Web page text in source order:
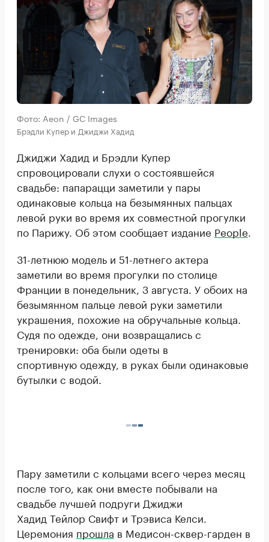
Фото: Aeon / GC Images
Брэдли Купер и Джиджи Хадид
Джиджи Хадид и Брэдли Купер
спровоцировали слухи о состоявшейся
свадьбе: папарацци заметили у пары
одинаковые кольца на безымянных пальцах
левой руки во время их совместной прогулки
по Парижу. Об этом сообщает издание People
31-летнюю модель и 51-летнего актера
заметили во время прогулки по столице
Франции в понедельник, 3 августа. У обоих на
безымянном пальце левой руки заметили
украшения, похожие на обручальные кольца.
Судя по одежде, они возвращались с
тренировки: оба были одеты в
спортивную одежду, в руках были одинаковые
бутылки с водой.
Пару заметили с кольцами всего через месяц
после того, как они вместе побывали на
свадьбе лучшей подруги Джиджи
Хадид Тейлор Свифт и Трэвиса Келси.
Церемония прошла в Медисон-сквер-гарден в